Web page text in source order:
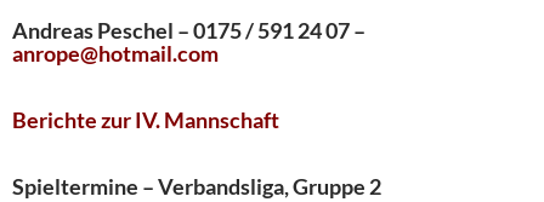
Andreas Peschel – 0175 / 591 24 07 –
anrope@hotmail.com
Berichte zur IV. Mannschaft
Spieltermine – Verbandsliga, Gruppe 2